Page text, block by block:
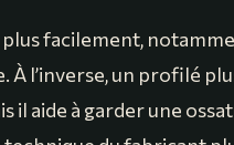
facilement,
À l’inverse, un profilé
il aide à garder une